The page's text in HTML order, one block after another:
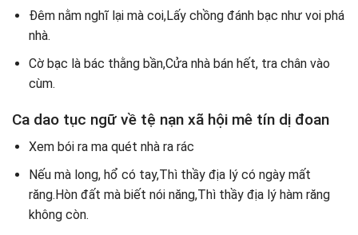
Đêm nằm nghĩ lại mà coi,Lấy chồng đánh bạc như voi phá
nhà.
Cờ bạc là bác thằng bần,Cửa nhà bán hết, tra chân vào
cùm.
Ca dao tục ngữ về tệ nạn xã hội mê tín dị đoan
Xem bói ra ma quét nhà ra rác
Nếu mà long, hổ có tay,Thì thầy địa lý có ngày mất
răng.Hòn đất mà biết nói năng,Thì thầy địa lý hàm răng
không còn.